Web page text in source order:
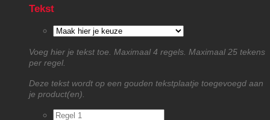
Tekst
Voeg hier je tekst toe. Maximaal 4 regels. Maximaal 25 tekens
per regel.
Deze tekst wordt op een gouden tekstplaatje toegevoegd aan
je product(en).